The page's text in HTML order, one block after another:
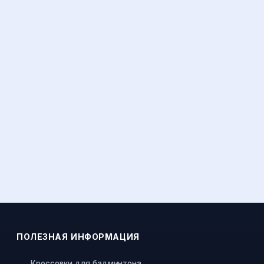
ПОЛЕЗНАЯ ИНФОРМАЦИЯ